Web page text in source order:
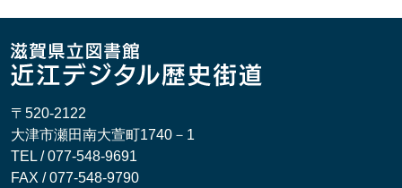
〒520-2122
大津市瀬田南大萱町1740－1
TEL / 077-548-9691
FAX / 077-548-9790